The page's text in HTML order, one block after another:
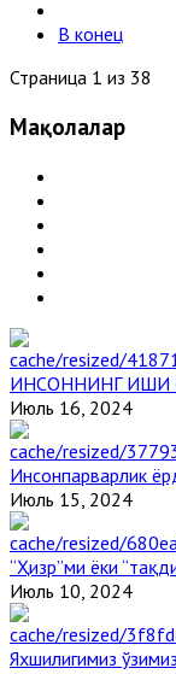
В конец
Страница 1 из 38
Мақолалар
ИНСОННИНГ ИШИ
Июль 16, 2024
Инсонпарварлик
Июль 15, 2024
“Ҳизр”ми ёки
Июль 10, 2024
Яхшилигимиз